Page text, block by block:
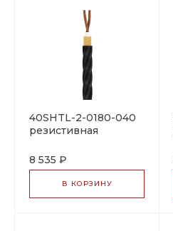
40SHTL-2-0180-040
резистивная
секция
8 535 ₽
В КОРЗИНУ